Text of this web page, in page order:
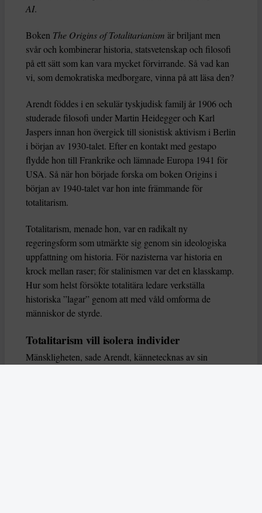
AI.
Boken The Origins of Totalitarianism är briljant men
svår och kombinerar historia, statsvetenskap och filosofi
på ett sätt som kan vara mycket förvirrande. Så vad kan
vi, som demokratiska medborgare, vinna på att läsa den?
Arendt föddes i en sekulär tyskjudisk familj år 1906 och
studerade filosofi under Martin Heidegger och Karl
Jaspers innan hon övergick till sionistisk aktivism i Berlin
i början av 1930-talet. Efter en kontakt med gestapo
flydde hon till Frankrike och lämnade Europa 1941 för
USA. Så när hon började forska om boken Origins i
början av 1940-talet var hon inte främmande för
totalitarism.
Totalitarism, menade hon, var en radikalt ny
regeringsform som utmärkte sig genom sin ideologiska
uppfattning om historia. För nazisterna var historia en
krock mellan raser; för stalinismen var det en klasskamp.
Hur som helst försökte totalitära ledare verkställa
historiska ”lagar” genom att med våld omforma de
människor de styrde.
Totalitarism vill isolera individer
Mänskligheten, sade Arendt, kännetecknas av sin